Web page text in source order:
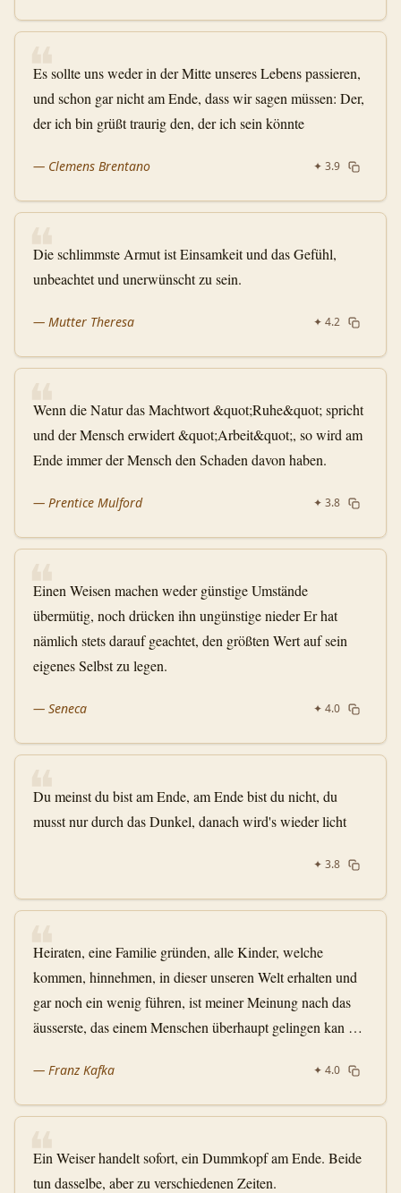
❝
Es sollte uns weder in der Mitte unseres Lebens passieren,
und schon gar nicht am Ende, dass wir sagen müssen: Der,
der ich bin grüßt traurig den, der ich sein könnte
— Clemens Brentano ✦ 3.9
❝
Die schlimmste Armut ist Einsamkeit und das Gefühl,
unbeachtet und unerwünscht zu sein.
— Mutter Theresa ✦ 4.2
❝
Wenn die Natur das Machtwort &quot;Ruhe&quot; spricht
und der Mensch erwidert &quot;Arbeit&quot;, so wird am
Ende immer der Mensch den Schaden davon haben.
— Prentice Mulford ✦ 3.8
❝
Einen Weisen machen weder günstige Umstände
übermütig, noch drücken ihn ungünstige nieder Er hat
nämlich stets darauf geachtet, den größten Wert auf sein
eigenes Selbst zu legen.
— Seneca ✦ 4.0
❝
Du meinst du bist am Ende, am Ende bist du nicht, du
musst nur durch das Dunkel, danach wird's wieder licht
✦ 3.8
❝
Heiraten, eine Familie gründen, alle Kinder, welche
kommen, hinnehmen, in dieser unseren Welt erhalten und
gar noch ein wenig führen, ist meiner Meinung nach das
äusserste, das einem Menschen überhaupt gelingen kan …
— Franz Kafka ✦ 4.0
❝
Ein Weiser handelt sofort, ein Dummkopf am Ende. Beide
tun dasselbe, aber zu verschiedenen Zeiten.